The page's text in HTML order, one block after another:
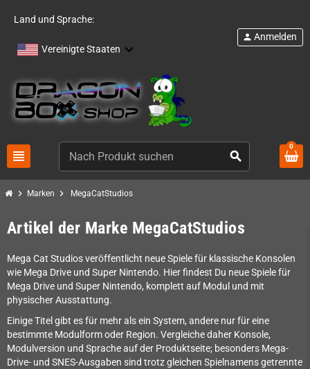
Land und Sprache:
Vereinigte Staaten
view_headline search
person Anmelden
0
chevron_right Marken chevron_right MegaCatStudios
Artikel der Marke MegaCatStudios
Mega Cat Studios veröffentlicht neue Spiele für klassische Konsolen
wie Mega Drive und Super Nintendo. Hier findest Du neue Spiele für
Mega Drive und Super Nintendo, komplett auf Modul und mit
physischer Ausstattung.
Einige Titel gibt es für mehr als ein System, andere nur für eine
bestimmte Modulform oder Region. Vergleiche daher Konsole,
Modulversion und Sprache auf der Produktseite; besonders Mega-
Drive- und SNES-Ausgaben sind trotz gleichen Spielnamens getrennte